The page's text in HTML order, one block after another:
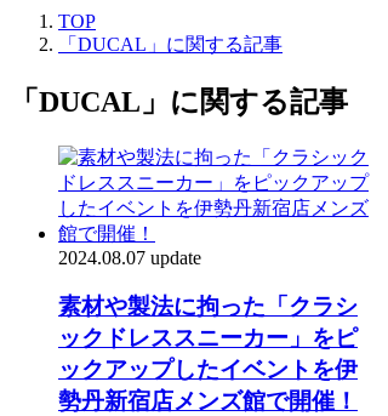
TOP
「DUCAL」に関する記事
「DUCAL」に関する記事
2024.08.07 update
素材や製法に拘った「クラシ
ックドレススニーカー」をピ
ックアップしたイベントを伊
勢丹新宿店メンズ館で開催！